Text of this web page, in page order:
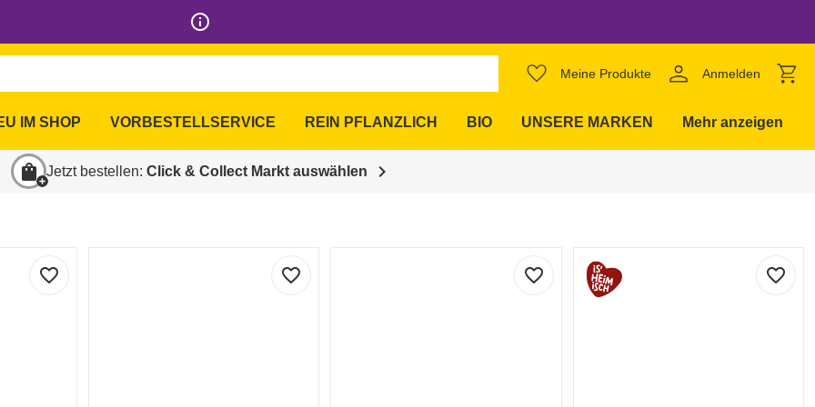
info_outline
Meine Produkte Anmelden
IM SHOP VORBESTELLSERVICE REIN PFLANZLICH BIO UNSERE MARKEN Mehr anzeigen
shopping_bag Jetzt bestellen: Click & Collect Markt auswählen chevron_right
favorite_border favorite_border favorite_border favorite_border